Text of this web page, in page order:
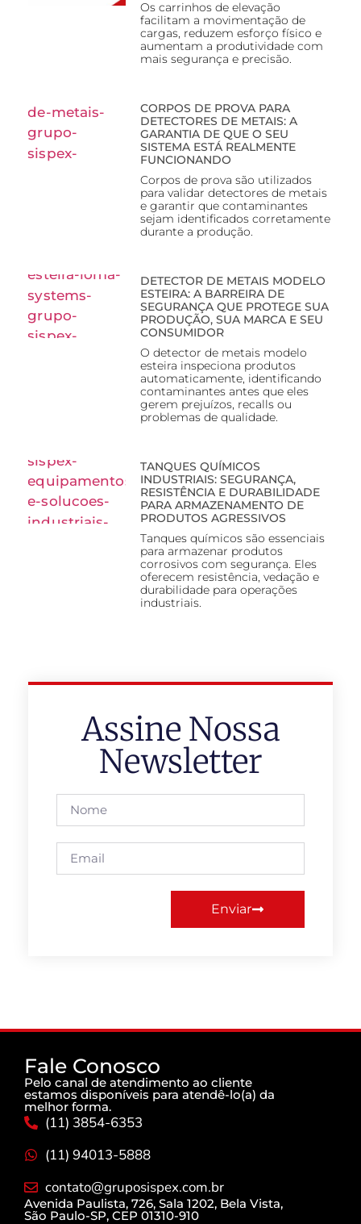
Os carrinhos de elevação
facilitam a movimentação de
cargas, reduzem esforço físico e
aumentam a produtividade com
mais segurança e precisão.
CORPOS DE PROVA PARA
DETECTORES DE METAIS: A
GARANTIA DE QUE O SEU
SISTEMA ESTÁ REALMENTE
FUNCIONANDO
Corpos de prova são utilizados
para validar detectores de metais
e garantir que contaminantes
sejam identificados corretamente
durante a produção.
DETECTOR DE METAIS MODELO
ESTEIRA: A BARREIRA DE
SEGURANÇA QUE PROTEGE SUA
PRODUÇÃO, SUA MARCA E SEU
CONSUMIDOR
O detector de metais modelo
esteira inspeciona produtos
automaticamente, identificando
contaminantes antes que eles
gerem prejuízos, recalls ou
problemas de qualidade.
TANQUES QUÍMICOS
INDUSTRIAIS: SEGURANÇA,
RESISTÊNCIA E DURABILIDADE
PARA ARMAZENAMENTO DE
PRODUTOS AGRESSIVOS
Tanques químicos são essenciais
para armazenar produtos
corrosivos com segurança. Eles
oferecem resistência, vedação e
durabilidade para operações
industriais.
Assine Nossa
Newsletter
Enviar
Fale Conosco
Pelo canal de atendimento ao cliente
estamos disponíveis para atendê-lo(a) da
melhor forma.
(11) 3854-6353
(11) 94013-5888
contato@gruposispex.com.br
Avenida Paulista, 726, Sala 1202, Bela Vista,
São Paulo-SP, CEP 01310-910